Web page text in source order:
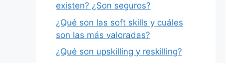
existen? ¿Son seguros?
¿Qué son las soft skills y cuáles
son las más valoradas?
¿Qué son upskilling y reskilling?